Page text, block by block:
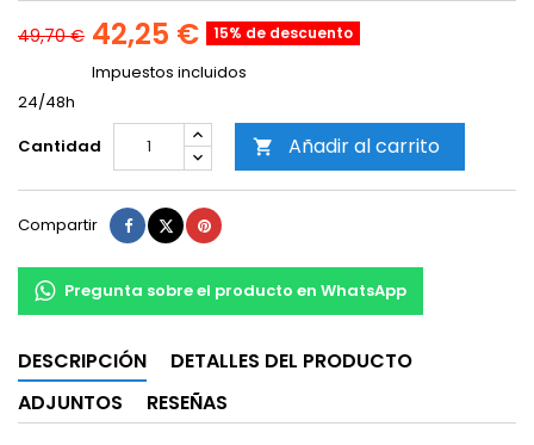
49,70 € 42,25 € 15% de descuento
Impuestos incluidos
24/48h
Cantidad
 Añadir al carrito
Compartir Compartir
TuitearPinterest
Pregunta sobre el producto en WhatsApp
DESCRIPCIÓN
DETALLES DEL PRODUCTO
ADJUNTOS
RESEÑAS